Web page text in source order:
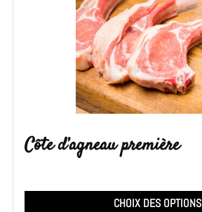
Côte d’agneau première
CHOIX DES OPTIONS